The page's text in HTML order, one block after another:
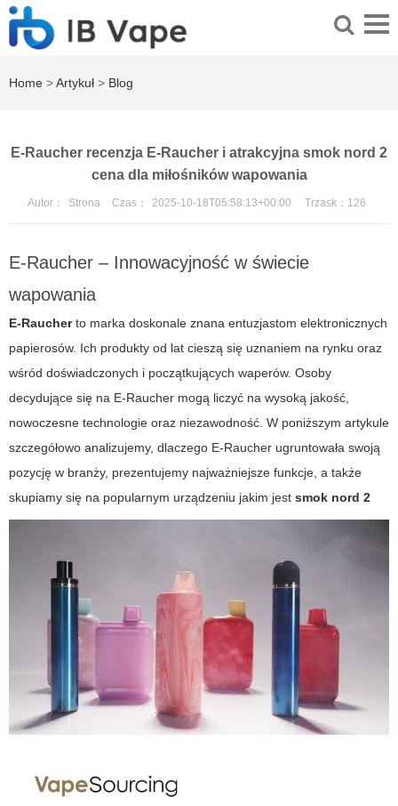
Home >Artykuł > Blog
E-Raucher recenzja E-Raucher i atrakcyjna smok nord 2
cena dla miłośników wapowania
Autor： Strona Czas： 2025-10-18T05:58:13+00:00 Trzask： 126
E-Raucher – Innowacyjność w świecie
wapowania
E-Raucherto marka doskonale znana entuzjastom elektronicznych
papierosów. Ich produkty od lat cieszą się uznaniem na rynku oraz
wśród doświadczonych i początkujących waperów. Osoby
decydujące się na E-Raucher mogą liczyć na wysoką jakość,
nowoczesne technologie oraz niezawodność. W poniższym artykule
szczegółowo analizujemy, dlaczego E-Raucher ugruntowała swoją
pozycję w branży, prezentujemy najważniejsze funkcje, a także
skupiamy się na popularnym urządzeniu jakim jest smok nord 2